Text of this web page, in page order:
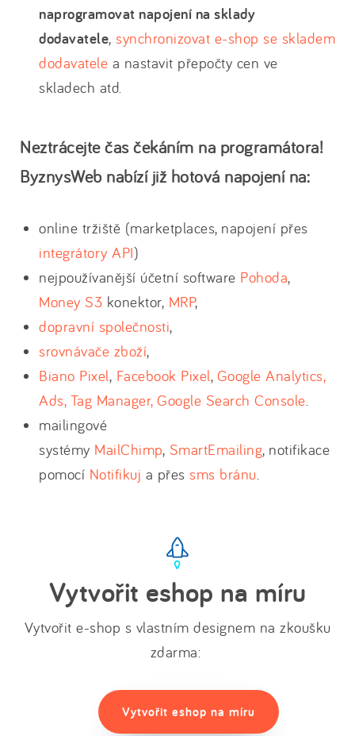
naprogramovat napojení na sklady
dodavatele, synchronizovat e-shop se skladem
dodavatele a nastavit přepočty cen ve
skladech atd.
Neztrácejte čas čekáním na programátora!
ByznysWeb nabízí již hotová napojení na:
online tržiště (marketplaces, napojení přes
integrátory API)
nejpoužívanější účetní software Pohoda,
Money S3 konektor, MRP,
dopravní společnosti,
srovnávače zboží,
Biano Pixel, Facebook Pixel, Google Analytics,
Ads, Tag Manager, Google Search Console.
mailingové
systémy MailChimp, SmartEmailing, notifikace
pomocí Notifikuj a přes sms bránu.
Vytvořit eshop na míru
Vytvořit e-shop s vlastním designem na zkoušku
zdarma:
Vytvořit eshop na míru